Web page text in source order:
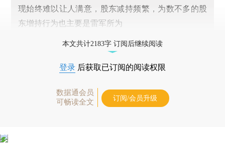
现始终难以让人满意，股东减持频繁，为数不多的股
东增持行为也主要是雷军所为
本文共计2183字 订阅后继续阅读
登录 后获取已订阅的阅读权限
数据通会员
可畅读全文
订阅/会员升级